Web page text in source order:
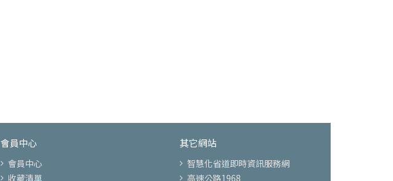
會員中心
會員中心
收藏清單
其它網站
智慧化省道即時資訊服務網
高速公路1968